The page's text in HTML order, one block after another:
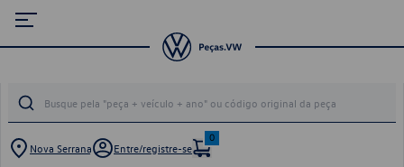
Nova Serrana Entre/registre-se
0